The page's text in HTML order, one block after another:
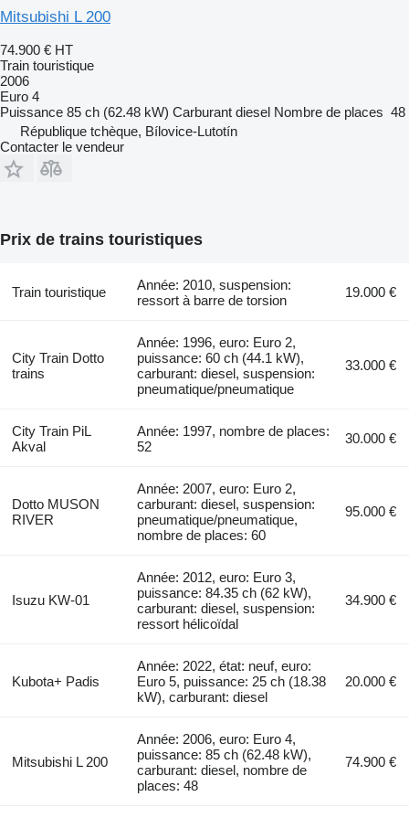
Mitsubishi L 200
74.900 € HT
Train touristique
2006
Euro 4
Puissance 85 ch (62.48 kW) Carburant diesel Nombre de places 48
République tchèque, Bílovice-Lutotín
Contacter le vendeur
Prix de trains touristiques
Train touristique
Année: 2010, suspension:
ressort à barre de torsion
19.000 €
City Train Dotto
trains
Année: 1996, euro: Euro 2,
puissance: 60 ch (44.1 kW),
carburant: diesel, suspension:
pneumatique/pneumatique
33.000 €
City Train PiL
Akval
Année: 1997, nombre de places:
52
30.000 €
Dotto MUSON
RIVER
Année: 2007, euro: Euro 2,
carburant: diesel, suspension:
pneumatique/pneumatique,
nombre de places: 60
95.000 €
Isuzu KW-01
Année: 2012, euro: Euro 3,
puissance: 84.35 ch (62 kW),
carburant: diesel, suspension:
ressort hélicoïdal
34.900 €
Kubota+ Padis
Année: 2022, état: neuf, euro:
Euro 5, puissance: 25 ch (18.38
kW), carburant: diesel
20.000 €
Mitsubishi L 200
Année: 2006, euro: Euro 4,
puissance: 85 ch (62.48 kW),
carburant: diesel, nombre de
places: 48
74.900 €